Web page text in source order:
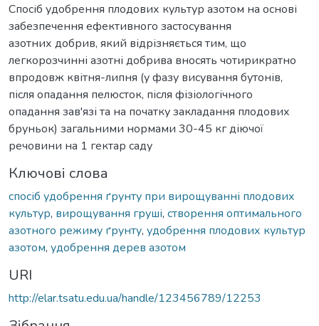
Спосіб удобрення плодових культур азотом на основі
забезпечення ефективного застосування
азотних добрив, який відрізняється тим, що
легкорозчинні азотні добрива вносять чотирикратно
впродовж квітня-липня (у фазу висування бутонів,
після опадання пелюсток, після фізіологічного
опадання зав'язі та на початку закладання плодових
бруньок) загальними нормами 30-45 кг діючої
речовини на 1 гектар саду
Ключові слова
спосіб удобрення ґрунту при вирощуванні плодових
культур, вирощування груші, створення оптимального
азотного режиму ґрунту, удобрення плодових культур
азотом, удобрення дерев азотом
URI
http://elar.tsatu.edu.ua/handle/123456789/12253